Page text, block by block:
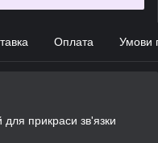
Оплата Умови
прикраси зв'язки